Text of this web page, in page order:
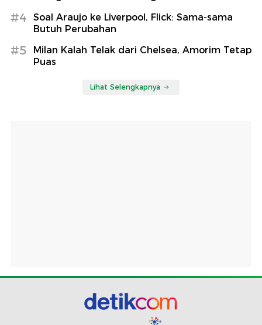
#4
Soal Araujo ke Liverpool, Flick: Sama-sama
Butuh Perubahan
#5
Milan Kalah Telak dari Chelsea, Amorim Tetap
Puas
Lihat Selengkapnya